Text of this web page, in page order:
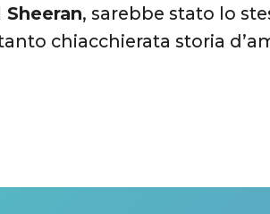
Sheeran, sarebbe stato lo
chiacchierata storia